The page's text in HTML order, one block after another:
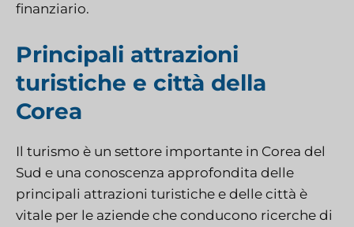
finanziario.
Principali attrazioni
turistiche e città della
Corea
Il turismo è un settore importante in Corea del
Sud e una conoscenza approfondita delle
principali attrazioni turistiche e delle città è
vitale per le aziende che conducono ricerche di